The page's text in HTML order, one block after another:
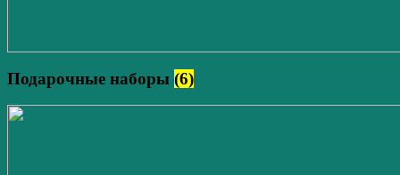
Подарочные наборы (6)